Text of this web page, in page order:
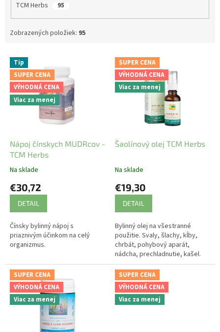
TCM Herbs 95
Zobrazených položiek: 95
V
p
Tip
SUPER CENA
VÝHODNÁ CENA
Viac za menej
Nápoj čínskych MUDRcov -
TCM Herbs
Na sklade
€30,72
DETAIL
Čínsky bylinný nápoj s
priaznivým účinkom na celý
organizmus.
SUPER CENA
VÝHODNÁ CENA
Viac za menej
Šaolínový olej TCM Herbs
Na sklade
€19,30
DETAIL
Bylinný olej na všestranné
použitie. Svaly, šlachy, kĺby,
chrbát, pohybový aparát,
nádcha, prechladnutie, kašel.
SUPER CENA
VÝHODNÁ CENA
Viac za menej
SUPER CENA
VÝHODNÁ CENA
Viac za menej